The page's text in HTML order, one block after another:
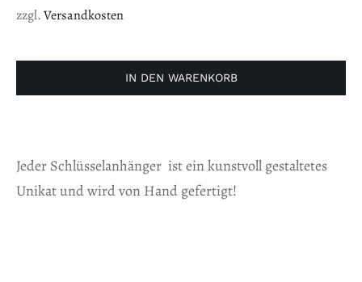
zzgl.Versandkosten
2
Menge
IN DEN WARENKORB
Jeder Schlüsselanhänger ist ein kunstvoll gestaltetes
Unikat und wird von Hand gefertigt!